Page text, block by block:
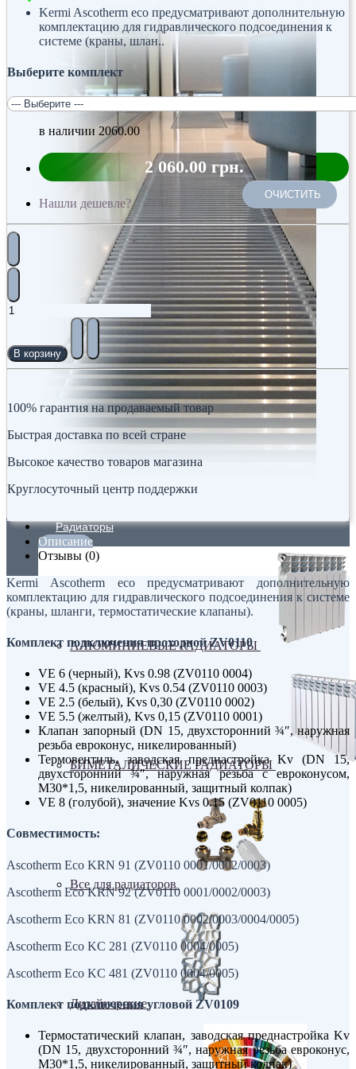
Радиаторы
АЛЮМИНИЕВЫЕ РАДИАТОРЫ
БИМЕТАЛИЧЕСКИЕ РАДИАТОРЫ
Все для радиаторов
Дизайнерские
Kermi Ascotherm eco предусматривают дополнительную
комплектацию для гидравлического подсоединения к
системе (краны, шлан..
Выберите комплект
в наличии 2060.00
2 060.00 грн.
Нашли дешевле?
ОЧИСТИТЬ
В корзину
100% гарантия на продаваемый товар
Быстрая доставка по всей стране
Высокое качество товаров магазина
Круглосуточный центр поддержки
Описание
Отзывы (0)
Kermi Ascotherm eco предусматривают дополнительную
комплектацию для гидравлического подсоединения к системе
(краны, шланги, термостатические клапаны).
Комплект подключения проходной ZV0110
VE 6 (черный), Kvs 0.98 (ZV0110 0004)
VE 4.5 (красный), Kvs 0.54 (ZV0110 0003)
VE 2.5 (белый), Kvs 0,30 (ZV0110 0002)
VE 5.5 (желтый), Kvs 0,15 (ZV0110 0001)
Клапан запорный (DN 15, двухсторонний ¾″, наружная
резьба евроконус, никелированный)
Термовентиль, заводская преднастройка Kv (DN 15,
двухсторонний ¾″, наружная резьба с евроконусом,
М30*1,5, никелированный, защитный колпак)
VE 8 (голубой), значение Kvs 0.15 (ZV0110 0005)
Совместимость:
Ascotherm Eco KRN 91 (ZV0110 0001/0002/0003)
Ascotherm Eco KRN 92 (ZV0110 0001/0002/0003)
Ascotherm Eco KRN 81 (ZV0110 0002/0003/0004/0005)
Ascotherm Eco KC 281 (ZV0110 0004/0005)
Ascotherm Eco KC 481 (ZV0110 0004/0005)
Комплект подключения угловой ZV0109
Термостатический клапан, заводская преднастройка Kv
(DN 15, двухсторонний ¾″, наружная резьба евроконус,
М30*1,5, никелированный, защитный колпак)